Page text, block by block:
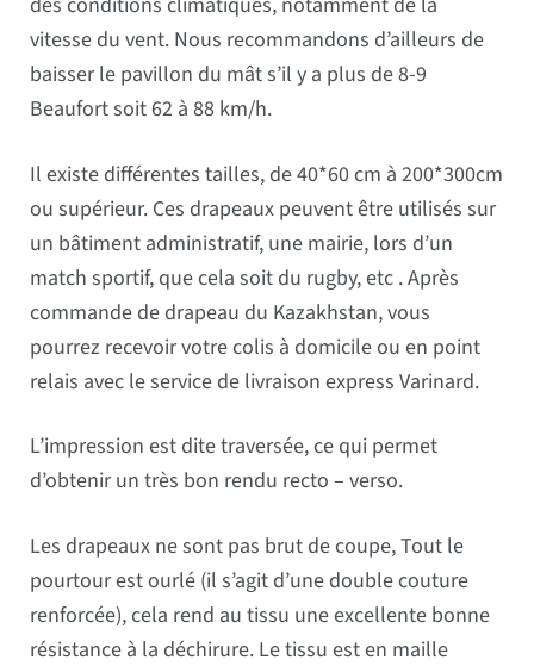
vitesse du vent. Nous recommandons d’ailleurs de
baisser le pavillon du mât s’il y a plus de 8-9
Beaufort soit 62 à 88 km/h.
Il existe différentes tailles, de 40*60 cm à 200*300cm
ou supérieur. Ces drapeaux peuvent être utilisés sur
un bâtiment administratif, une mairie, lors d’un
match sportif, que cela soit du rugby, etc . Après
commande de drapeau du Kazakhstan, vous
pourrez recevoir votre colis à domicile ou en point
relais avec le service de livraison express Varinard.
L’impression est dite traversée, ce qui permet
d’obtenir un très bon rendu recto – verso.
Les drapeaux ne sont pas brut de coupe, Tout le
pourtour est ourlé (il s’agit d’une double couture
renforcée), cela rend au tissu une excellente bonne
résistance à la déchirure. Le tissu est en maille